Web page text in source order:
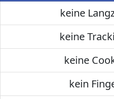
keine
keine
keine
kein